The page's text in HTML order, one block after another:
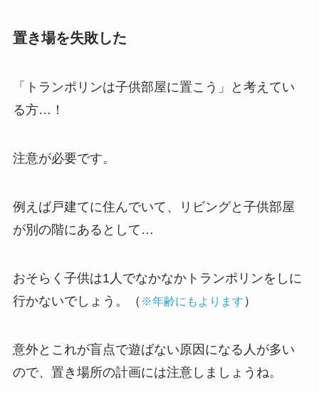
置き場を失敗した
「トランポリンは子供部屋に置こう」と考えてい
る方…！
注意が必要です。
例えば戸建てに住んでいて、リビングと子供部屋
が別の階にあるとして…
おそらく子供は1人でなかなかトランポリンをしに
行かないでしょう。（ ※年齢にもよります ）
意外とこれが盲点で遊ばない原因になる人が多い
ので、置き場所の計画には注意しましょうね。